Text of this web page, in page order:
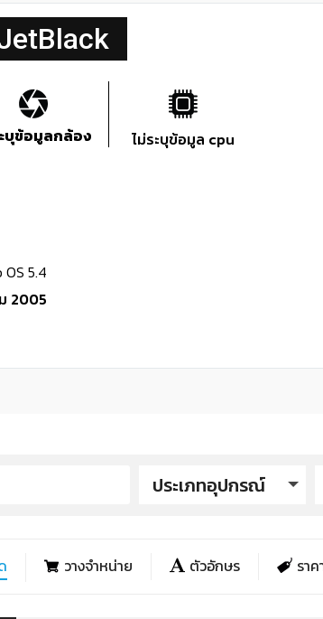
บุข้อมูลกล้อง ไม่ระบุข้อมูล cpu
5.4
2005
ประเภทอุปกรณ์
วางจำหน่าย ตัวอักษร ราค